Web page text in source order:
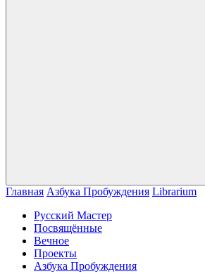
Главная Азбука Пробуждения Librarium
Русский Мастер
Посвящённые
Вечное
Проекты
Азбука Пробуждения